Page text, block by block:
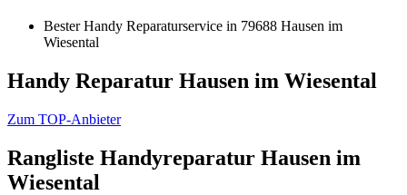
Bester Handy Reparaturservice in 79688 Hausen im
Wiesental
Handy Reparatur Hausen im Wiesental
Zum TOP-Anbieter
Rangliste Handyreparatur Hausen im
Wiesental